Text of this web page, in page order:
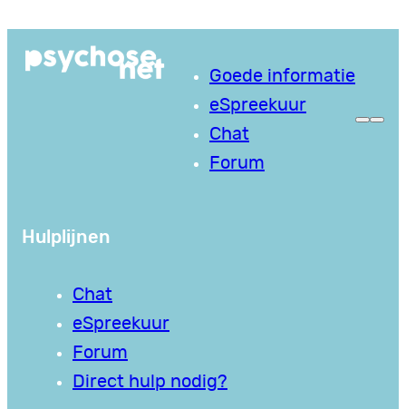
naar
Goede informatie
eSpreekuur
Chat
Forum
Hulplijnen
Chat
eSpreekuur
Forum
Direct hulp nodig?